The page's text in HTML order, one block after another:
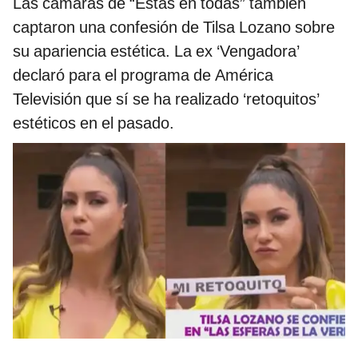
captaron una confesión de Tilsa Lozano sobre
su apariencia estética. La ex ‘Vengadora’
declaró para el programa de América
Televisión que sí se ha realizado ‘retoquitos’
estéticos en el pasado.